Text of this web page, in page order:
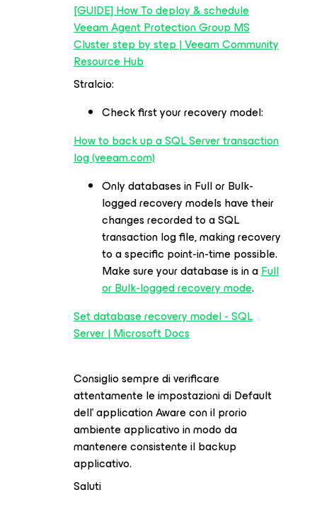
[GUIDE] How To deploy & schedule
Veeam Agent Protection Group MS
Cluster step by step | Veeam Community
Resource Hub
Stralcio:
Check first your recovery model:
How to back up a SQL Server transaction
log (veeam.com)
Only databases in Full or Bulk-
logged recovery models have their
changes recorded to a SQL
transaction log file, making recovery
to a specific point-in-time possible.
Make sure your database is in aFull
or Bulk-logged recovery mode.
Set database recovery model - SQL
Server | Microsoft Docs
Consiglio sempre di verificare
attentamente le impostazioni di Default
dell’ application Aware con il prorio
ambiente applicativo in modo da
mantenere consistente il backup
applicativo.
Saluti